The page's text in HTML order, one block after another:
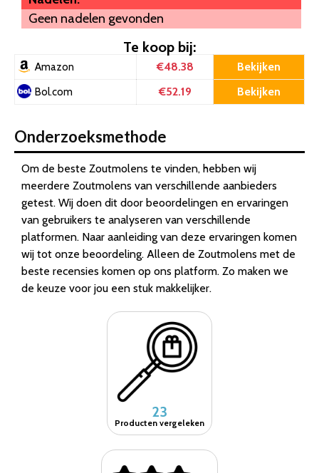
Geen nadelen gevonden
Te koop bij:
Amazon €48.38 Bekijken
Bol.com €52.19 Bekijken
Onderzoeksmethode
Om de beste Zoutmolens te vinden, hebben wij
meerdere Zoutmolens van verschillende aanbieders
getest. Wij doen dit door beoordelingen en ervaringen
van gebruikers te analyseren van verschillende
platformen. Naar aanleiding van deze ervaringen komen
wij tot onze beoordeling. Alleen de Zoutmolens met de
beste recensies komen op ons platform. Zo maken we
de keuze voor jou een stuk makkelijker.
23
Producten vergeleken